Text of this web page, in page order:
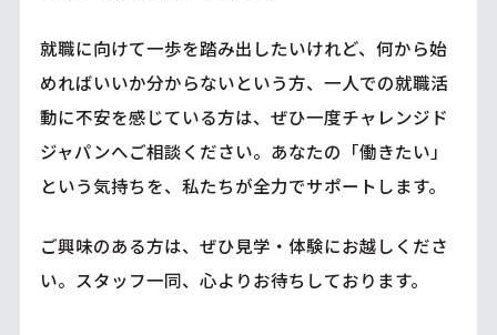
就職に向けて一歩を踏み出したいけれど、何から始
めればいいか分からないという方、一人での就職活
動に不安を感じている方は、ぜひ一度チャレンジド
ジャパンへご相談ください。あなたの「働きたい」
という気持ちを、私たちが全力でサポートします。
ご興味のある方は、ぜひ見学・体験にお越しくださ
い。スタッフ一同、心よりお待ちしております。